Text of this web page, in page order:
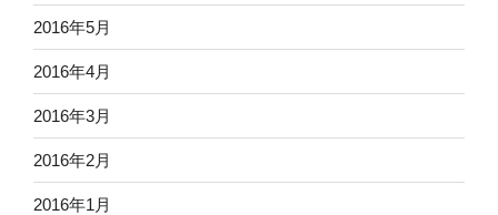
2016年5月
2016年4月
2016年3月
2016年2月
2016年1月